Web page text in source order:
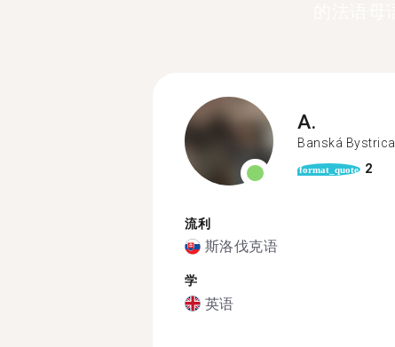
A.
Banská Bystrica
format_quote 2
流利
斯洛伐克语
学
英语